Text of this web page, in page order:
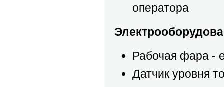
оператора
Рабочая фара -
Датчик уровня